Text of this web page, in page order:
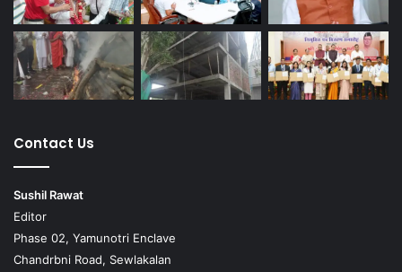
Contact Us
Sushil Rawat
Editor
Phase 02, Yamunotri Enclave
Chandrbni Road, Sewlakalan